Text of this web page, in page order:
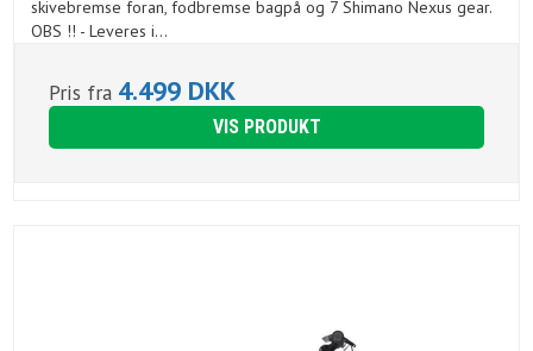
skivebremse foran, fodbremse bagpå og 7 Shimano Nexus gear.
OBS !! - Leveres i...
Pris fra 4.499 DKK
VIS PRODUKT